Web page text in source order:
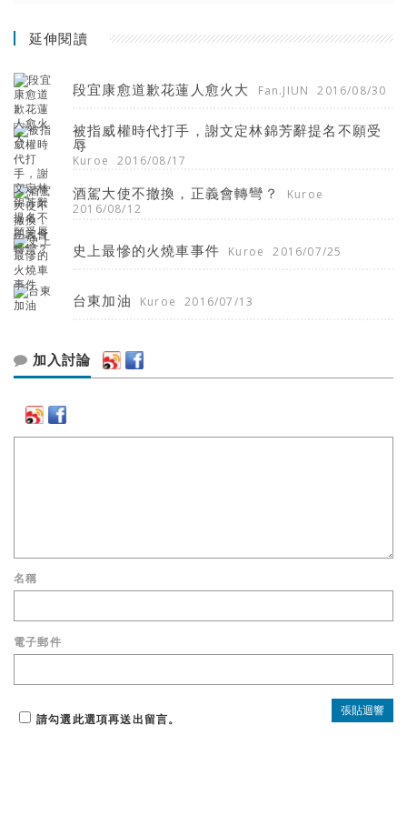
延伸閱讀
段宜康愈道歉花蓮人愈火大 Fan.JIUN 2016/08/30
被指威權時代打手，謝文定林錦芳辭提名不願受
辱
Kuroe 2016/08/17
酒駕大使不撤換，正義會轉彎？
Kuroe
2016/08/12
史上最慘的火燒車事件 Kuroe 2016/07/25
台東加油 Kuroe 2016/07/13
加入討論
名稱
電子郵件
請勾選此選項再送出留言。